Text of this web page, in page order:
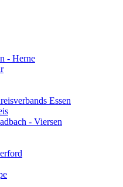
- Herne
Essen
- Viersen